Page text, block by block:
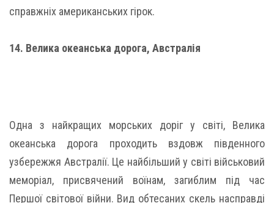
справжніх американських гірок.
14. Велика океанська дорога, Австралія
Одна з найкращих морських доріг у світі, Велика
океанська дорога проходить вздовж південного
узбережжя Австралії. Це найбільший у світі військовий
меморіал, присвячений воїнам, загиблим під час
Першої світової війни. Вид обтесаних скель насправді